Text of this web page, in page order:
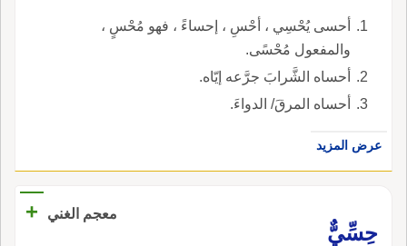
أحسى يُحْسِي ، أحْسِ ، إحساءً ، فهو مُحْسٍ ،
والمفعول مُحْسًى.
أحساه الشَّرابَ جرَّعه إيّاه.
أحساه المرقَ/ الدواءَ.
عرض المزيد
معجم الغني
+
حِسِّيٌّ